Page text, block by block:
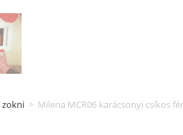
zokni > Milena MCR06 karácsonyi csíkos